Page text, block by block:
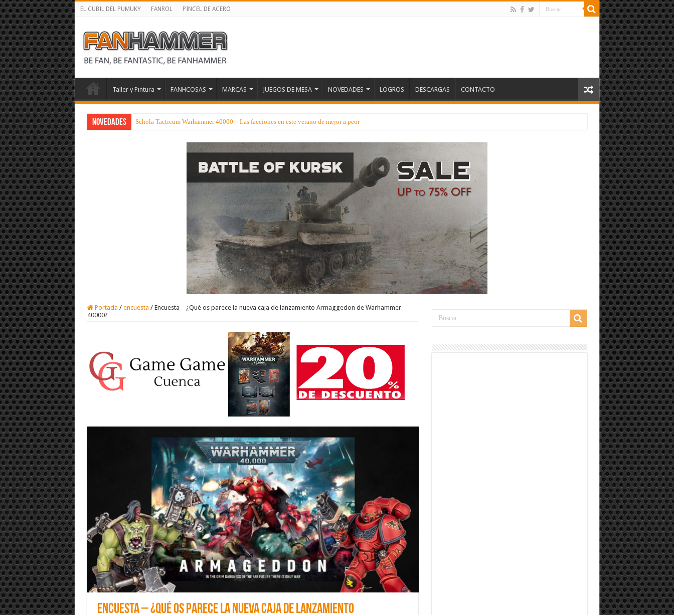
EL CUBIL DEL PUMUKY FANROL PINCEL DE ACERO
Taller y Pintura FANHCOSAS MARCAS JUEGOS DE MESA NOVEDADES LOGROS DESCARGAS CONTACTO
NOVEDADES Schola Tacticum Warhammer 40000 – Las facciones en este verano de mejor a peor
Portada / encuesta / Encuesta – ¿Qué os parece la nueva caja de lanzamiento Armaggedon de Warhammer
40000?
Encuesta – ¿Qué os parece la nueva caja de lanzamiento